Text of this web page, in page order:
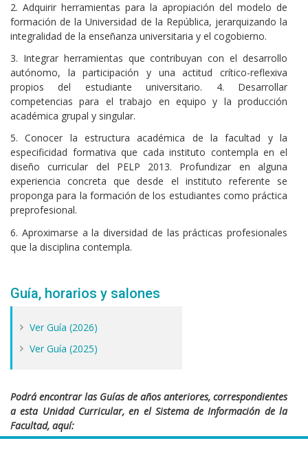
2. Adquirir herramientas para la apropiación del modelo de
formación de la Universidad de la República, jerarquizando la
integralidad de la enseñanza universitaria y el cogobierno.
3. Integrar herramientas que contribuyan con el desarrollo
autónomo, la participación y una actitud crítico-reflexiva
propios del estudiante universitario. 4. Desarrollar
competencias para el trabajo en equipo y la producción
académica grupal y singular.
5. Conocer la estructura académica de la facultad y la
especificidad formativa que cada instituto contempla en el
diseño curricular del PELP 2013. Profundizar en alguna
experiencia concreta que desde el instituto referente se
proponga para la formación de los estudiantes como práctica
preprofesional.
6. Aproximarse a la diversidad de las prácticas profesionales
que la disciplina contempla.
Guía, horarios y salones
Ver Guía (2026)
Ver Guía (2025)
Podrá encontrar las Guías de años anteriores, correspondientes
a esta Unidad Curricular, en el Sistema de Información de la
Facultad, aquí: